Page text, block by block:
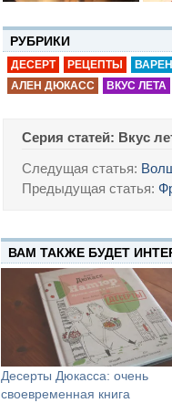
РУБРИКИ
ДЕСЕРТ РЕЦЕПТЫ
АЛЕН ДЮКАСС
ВКУС ЛЕТА
Серия статей: Вкус
Следущая статья:
Предыдущая статья:
ВАМ ТАКЖЕ БУДЕТ
Десерты Дюкасса: очень
своевременная книга